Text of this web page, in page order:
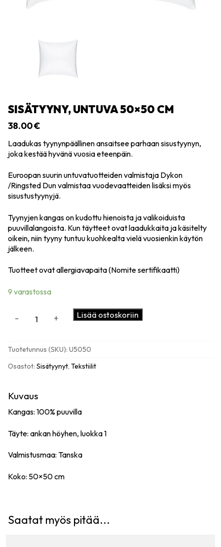
SISÄTYYNY, UNTUVA 50×50 CM
38.00€
Laadukas tyynynpäällinen ansaitsee parhaan sisustyynyn,
joka kestää hyvänä vuosia eteenpäin.
Euroopan suurin untuvatuotteiden valmistaja Dykon
/Ringsted Dun valmistaa vuodevaatteiden lisäksi myös
sisustustyynyjä.
Tyynyjen kangas on kudottu hienoista ja valikoiduista
puuvillalangoista. Kun täytteet ovat laadukkaita ja käsitelty
oikein, niin tyyny tuntuu kuohkealta vielä vuosienkin käytön
jälkeen.
Tuotteet ovat allergiavapaita (Nomite sertifikaatti)
9 varastossa
määrä
- + Lisää ostoskoriin
Tuotetunnus (SKU): U5050
Osastot: Sisätyynyt, Tekstiilit
Kuvaus
Kangas: 100% puuvilla
Täyte: ankan höyhen, luokka 1
Valmistusmaa: Tanska
Koko: 50×50 cm
Saatat myös pitää...